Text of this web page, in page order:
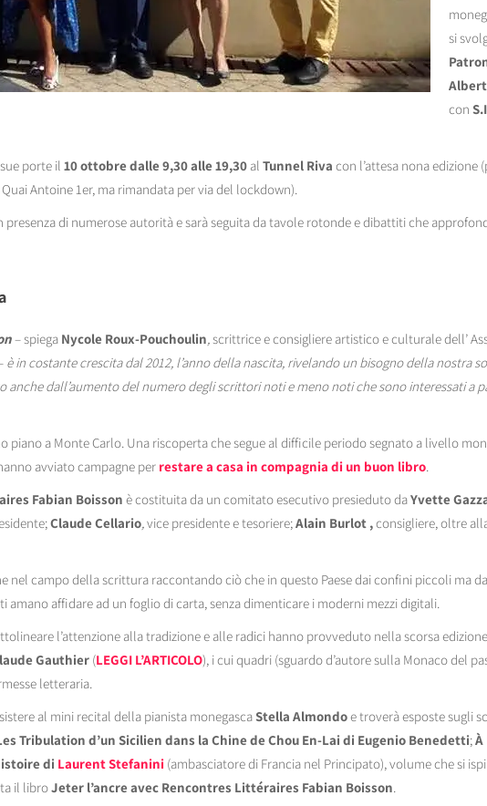
si
con
porte il 10 ottobre dalle 9,30 alle 19,30al Tunnel Riva con l’attesa nona edizione
Antoine 1er, ma rimandata per via del lockdown).
presenza di numerose autorità e sarà seguita da tavole rotonde e dibattiti che
– spiega Nycole Roux-Pouchoulin,scrittrice e consigliere artistico e culturale dell’
è in costante crescita dal 2012, l’anno della nascita, rivelando un bisogno della nostra
dall’aumento del numero degli scrittori noti e meno noti che sono interessati a
piano a Monte Carlo. Una riscoperta che segue al difficile periodo segnato a livello
avviato campagne per restare a casa in compagnia di un buon libro.
Fabian Boisson è costituita da un comitato esecutivo presieduto daYvette
Claude Cellario,vice presidente e tesoriere;Alain Burlot ,consigliere, oltre
nel campo della scrittura raccontando ciò che in questo Paese dai confini piccoli ma
amano affidare ad un foglio di carta, senza dimenticare i moderni mezzi digitali.
l’attenzione alla tradizione e alle radici hanno provveduto nella scorsa
Gauthier(LEGGI L’ARTICOLO), i cui quadri (sguardo d’autore sulla Monaco del
letteraria.
al mini recital della pianista monegascaStella Almondoe troverà esposte sugli
Tribulation d’un Sicilien dans la Chine de Chou En-Lai di Eugenio Benedetti;À
di Laurent Stefanini (ambasciatore di Francia nel Principato), volume che si
il libroJeter l’ancre avec Rencontres Littéraires Fabian Boisson.